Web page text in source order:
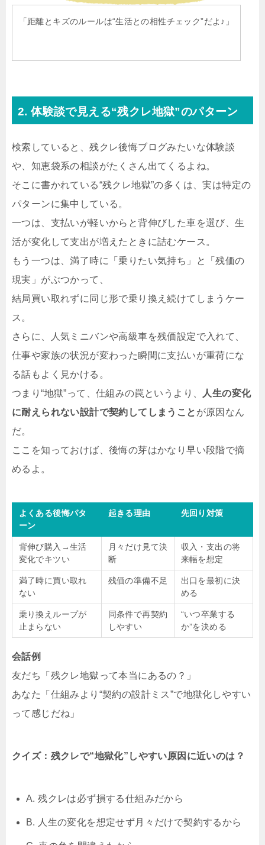
「距離とキズのルールは“生活との相性チェック”だよ♪」
2. 体験談で見える“残クレ地獄”のパターン
検索していると、残クレ後悔ブログみたいな体験談
や、知恵袋系の相談がたくさん出てくるよね。
そこに書かれている“残クレ地獄”の多くは、実は特定の
パターンに集中している。
一つは、支払いが軽いからと背伸びした車を選び、生
活が変化して支出が増えたときに詰むケース。
もう一つは、満了時に「乗りたい気持ち」と「残価の
現実」がぶつかって、
結局買い取れずに同じ形で乗り換え続けてしまうケー
ス。
さらに、人気ミニバンや高級車を残価設定で入れて、
仕事や家族の状況が変わった瞬間に支払いが重荷にな
る話もよく見かける。
つまり“地獄”って、仕組みの罠というより、
人生の変化
に耐えられない設計で契約してしまうこと が原因なん
だ。
ここを知っておけば、後悔の芽はかなり早い段階で摘
めるよ。
よくある後悔パタ
ーン
起きる理由 先回り対策
背伸び購入→生活
変化でキツい
月々だけ見て決
断
収入・支出の将
来幅を想定
満了時に買い取れ
ない
残価の準備不足
出口を最初に決
める
乗り換えループが
止まらない
同条件で再契約
しやすい
“いつ卒業する
か”を決める
会話例
友だち「残クレ地獄って本当にあるの？」
あなた「仕組みより“契約の設計ミス”で地獄化しやすい
って感じだね」
クイズ：残クレで“地獄化”しやすい原因に近いのは？
A. 残クレは必ず損する仕組みだから
B. 人生の変化を想定せず月々だけで契約するから